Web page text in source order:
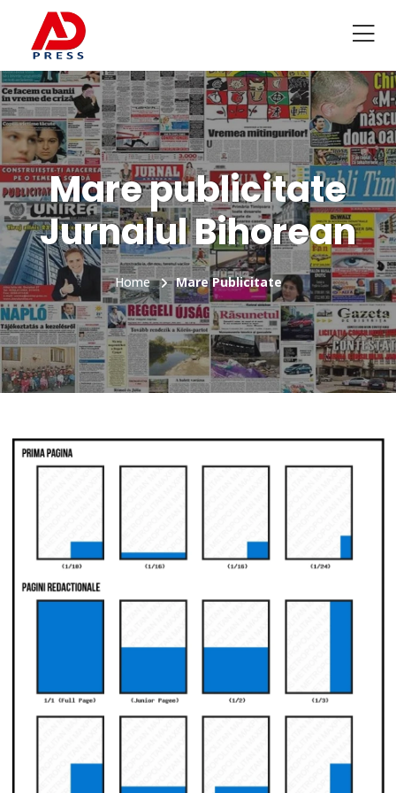
Mare publicitate
Jurnalul Bihorean
Home Mare Publicitate